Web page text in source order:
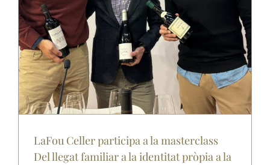
LaFou Celler participa a la masterclass
Del llegat familiar a la identitat pròpia a la